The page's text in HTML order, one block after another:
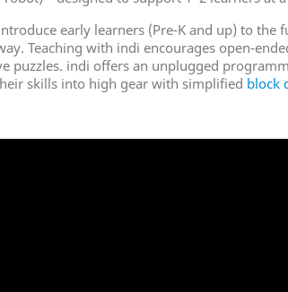
early learners (Pre-K and up) to the
Teaching with indi encourages open-
puzzles. indi offers an unplugged
skills into high gear with simplified block